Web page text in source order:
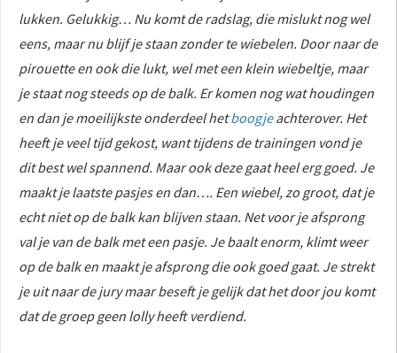
lukken. Gelukkig… Nu komt de radslag, die mislukt nog wel
eens, maar nu blijf je staan zonder te wiebelen. Door naar de
pirouette en ook die lukt, wel met een klein wiebeltje, maar
je staat nog steeds op de balk. Er komen nog wat houdingen
en dan je moeilijkste onderdeel hetboogjeachterover. Het
heeft je veel tijd gekost, want tijdens de trainingen vond je
dit best wel spannend. Maar ook deze gaat heel erg goed. Je
maakt je laatste pasjes en dan…. Een wiebel, zo groot, dat je
echt niet op de balk kan blijven staan. Net voor je afsprong
val je van de balk met een pasje. Je baalt enorm, klimt weer
op de balk en maakt je afsprong die ook goed gaat. Je strekt
je uit naar de jury maar beseft je gelijk dat het door jou komt
dat de groep geen lolly heeft verdiend.